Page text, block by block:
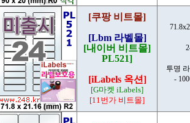
[쿠팡 비트몰]
[Lbm 라벨몰]
[내이버 비트몰]
PL521]
[iLabels 옥션]
[G마켓 iLabels]
[11번가 비트몰]
투명
-